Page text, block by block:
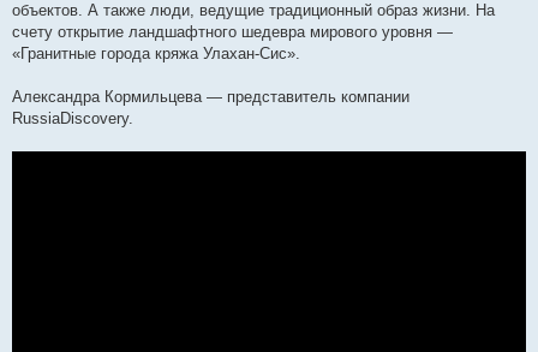
объектов. А также люди, ведущие традиционный образ жизни. На
счету открытие ландшафтного шедевра мирового уровня —
«Гранитные города кряжа Улахан-Сис».
Александра Кормильцева — представитель компании
RussiaDiscovery.